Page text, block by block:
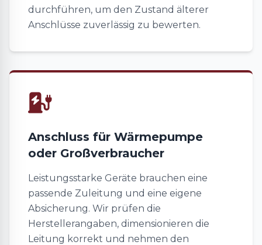
durchführen, um den Zustand älterer
Anschlüsse zuverlässig zu bewerten.
Anschluss für Wärmepumpe
oder Großverbraucher
Leistungsstarke Geräte brauchen eine
passende Zuleitung und eine eigene
Absicherung. Wir prüfen die
Herstellerangaben, dimensionieren die
Leitung korrekt und nehmen den